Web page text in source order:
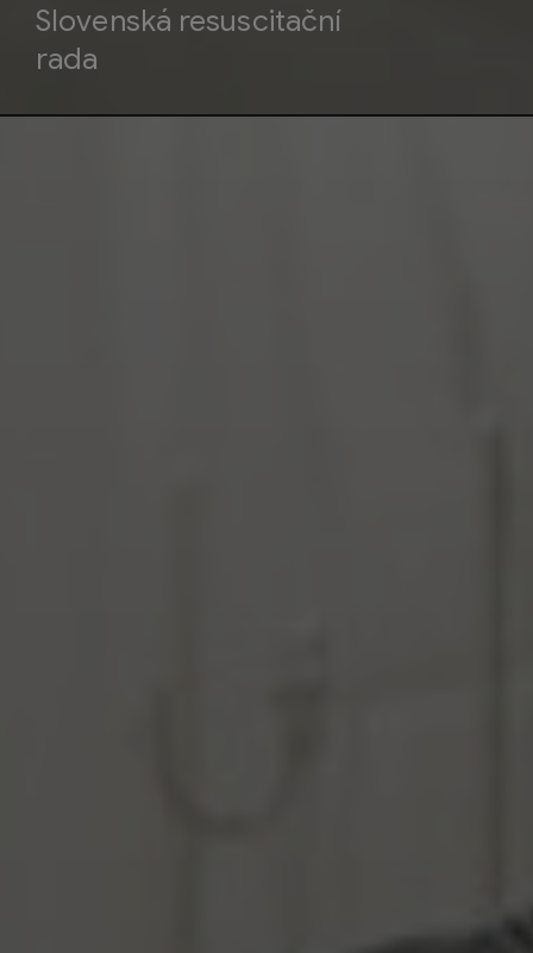
Slovenská resuscitační
rada